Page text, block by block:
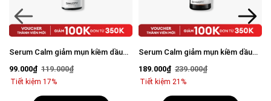
Serum Calm giảm mụn kiềm dầu
189.000₫ 239.000₫
Tiết kiệm 21%
Combo Acne Duo giảm mụn sưng
Calm 30ml
309.000₫ 408.000₫
Tiết kiệm 24%